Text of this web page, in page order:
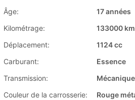
Âge:
17 années
Kilométrage:
133000 km
Déplacement:
1124 cc
Carburant:
Essence
Transmission:
Couleur de la carrosserie:
Rouge